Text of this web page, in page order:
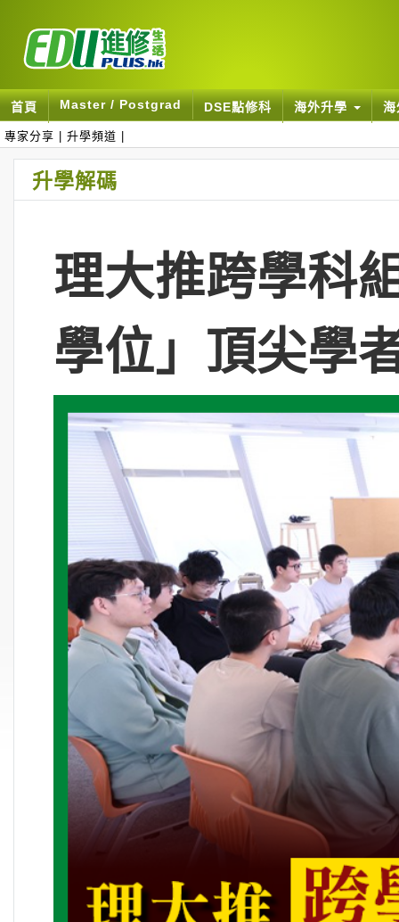
首頁 Master / Postgrad DSE點修科 海外升學
專家分享 升學頻道
升學解碼
理大推跨學科
學位」頂尖學